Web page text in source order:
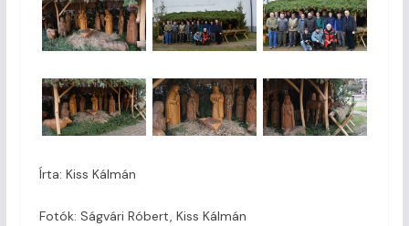
Írta: Kiss Kálmán
Fotók: Ságvári Róbert, Kiss Kálmán